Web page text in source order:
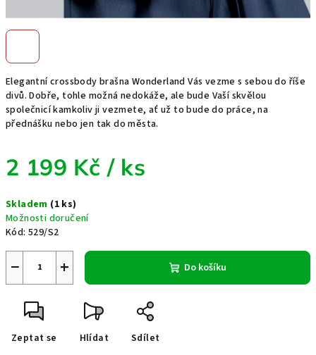
Elegantní crossbody brašna Wonderland Vás vezme s sebou do říše
divů. Dobře, tohle možná nedokáže, ale bude Vaší skvělou
společnicí kamkoliv ji vezmete, ať už to bude do práce, na
přednášku nebo jen tak do města.
2 199 Kč / ks
cena:
Skladem (1 ks)
Možnosti doručení
Kód: 529/S2
+
− Do košíku
Zeptat se Hlídat Sdílet